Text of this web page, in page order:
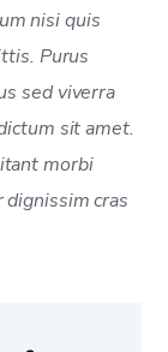
nisi quis
Purus
sed viverra
sit amet.
morbi
cras